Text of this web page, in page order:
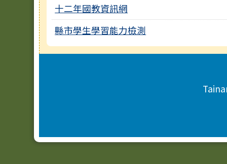
十二年國教資訊網
縣市學生學習能力檢測